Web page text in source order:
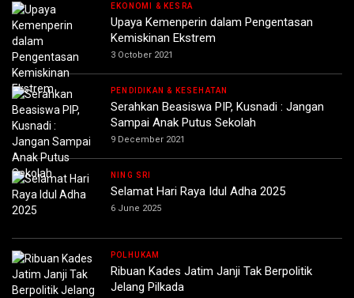
EKONOMI & KESRA
Upaya Kemenperin dalam Pengentasan
Kemiskinan Ekstrem
3 October 2021
PENDIDIKAN & KESEHATAN
Serahkan Beasiswa PIP, Kusnadi : Jangan
Sampai Anak Putus Sekolah
9 December 2021
NING SRI
Selamat Hari Raya Idul Adha 2025
6 June 2025
POLHUKAM
Ribuan Kades Jatim Janji Tak Berpolitik
Jelang Pilkada